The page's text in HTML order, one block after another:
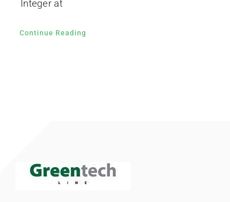
Integer at
Continue Reading